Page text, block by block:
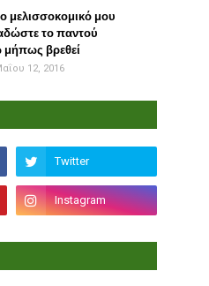
μελισσοκομικό μου
το παντού
βρεθεί
12, 2016